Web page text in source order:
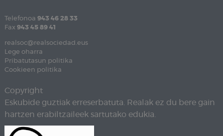
Telefonoa 943 46 28 33
Fax 943 45 89 41
realsoc@realsociedad.eus
Lege oharra
Pribatutasun politika
Cookieen politika
Copyright
Eskubide guztiak erreserbatuta. Realak ez du bere gain
hartzen erabiltzaileek sartutako edukia.